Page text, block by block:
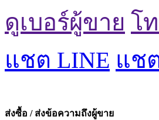
ดูเบอร์ผู้ขาย โ
แชต LINE แช
ส่งซื้อ / ส่งข้อความถึงผู้ขาย